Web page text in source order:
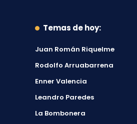
Temas de hoy:
Juan Román Riquelme
Rodolfo Arruabarrena
Enner Valencia
Leandro Paredes
La Bombonera